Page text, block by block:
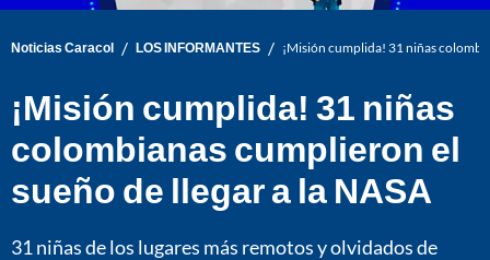
Noticias Caracol / LOS INFORMANTES / ¡Misión cumplida! 31 niñas
¡Misión cumplida! 31 niñas
colombianas cumplieron el
sueño de llegar a la NASA
31 niñas de los lugares más remotos y olvidados de